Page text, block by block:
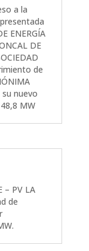
a la
ENERGÍA
DE
de
su nuevo
MW
– PV LA
de